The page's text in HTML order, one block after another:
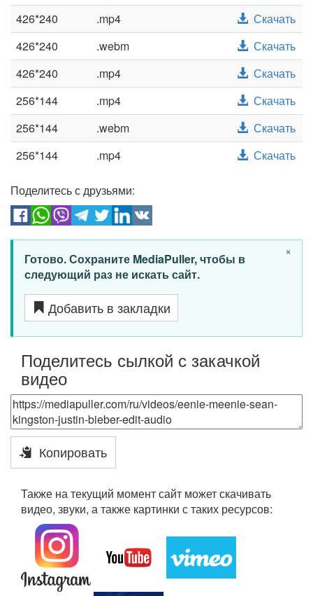
426*240
.mp4
Скачать
426*240
.webm
Скачать
426*240
.mp4
Скачать
256*144
.mp4
Скачать
256*144
.webm
Скачать
256*144
.mp4 Скачать
Поделитесь с друзьями:
×
Готово. Сохраните MediaPuller, чтобы в
следующий раз не искать сайт.
Добавить в закладки
Поделитесь сылкой с закачкой
видео
Копировать
Также на текущий момент сайт может скачивать
видео, звуки, а также картинки с таких ресурсов: